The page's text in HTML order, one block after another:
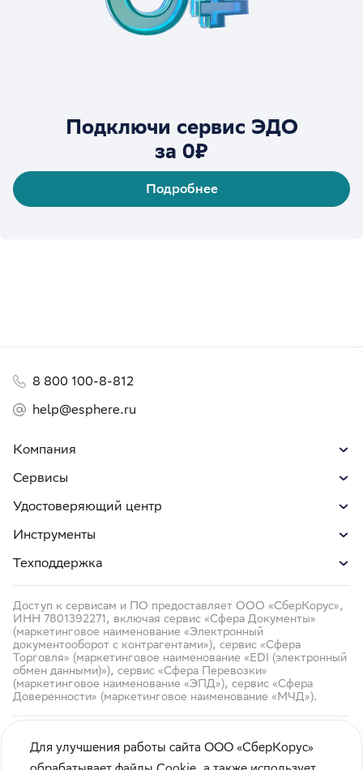
Подключи сервис ЭДО
за 0₽
Подробнее
Компания
Сервисы
Удостоверяющий центр
Инструменты
Техподдержка
8 800 100-8-812
help@esphere.ru
Доступ к сервисам и ПО предоставляет ООО «СберКорус»,
ИНН 7801392271, включая сервис «Сфера Документы»
(маркетинговое наименование «Электронный
документооборот с контрагентами»), сервис «Сфера
Торговля» (маркетинговое наименование «EDI (электронный
обмен данными)»), сервис «Сфера Перевозки»
(маркетинговое наименование «ЭПД»), сервис «Сфера
Доверенности» (маркетинговое наименование «МЧД»).
Для улучшения работы сайта ООО «СберКорус»